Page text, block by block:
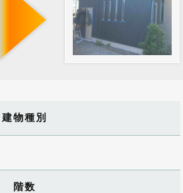
建物種別
階数